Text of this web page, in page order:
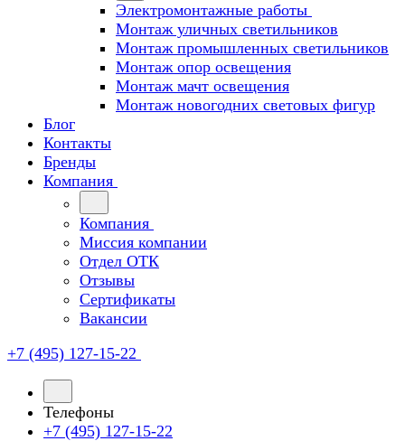
Электромонтажные работы
Монтаж уличных светильников
Монтаж промышленных светильников
Монтаж опор освещения
Монтаж мачт освещения
Монтаж новогодних световых фигур
Блог
Контакты
Бренды
Компания
Компания
Миссия компании
Отдел ОТК
Отзывы
Сертификаты
Вакансии
+7 (495) 127-15-22
Телефоны
+7 (495) 127-15-22